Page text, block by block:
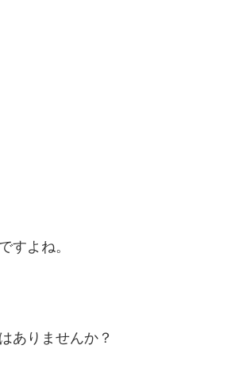
すよね。
ありませんか？